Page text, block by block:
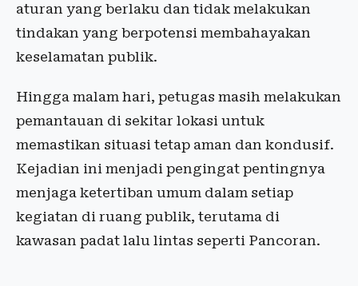
aturan yang berlaku dan tidak melakukan
tindakan yang berpotensi membahayakan
keselamatan publik.
Hingga malam hari, petugas masih melakukan
pemantauan di sekitar lokasi untuk
memastikan situasi tetap aman dan kondusif.
Kejadian ini menjadi pengingat pentingnya
menjaga ketertiban umum dalam setiap
kegiatan di ruang publik, terutama di
kawasan padat lalu lintas seperti Pancoran.